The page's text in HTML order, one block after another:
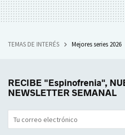
TEMAS DE INTERÉS Mejores series 2026
RECIBE "Espinofrenia",
NEWSLETTER SEMANAL